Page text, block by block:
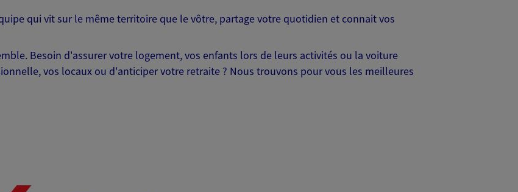
qui vit sur le même territoire que le vôtre, partage votre quotidien et connait vos
Besoin d'assurer votre logement, vos enfants lors de leurs activités ou la voiture
vos locaux ou d'anticiper votre retraite ? Nous trouvons pour vous les meilleures